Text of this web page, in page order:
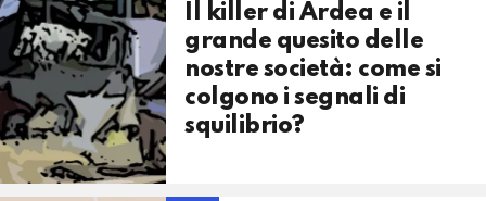
Il killer di Ardea e il
grande quesito delle
nostre società: come si
colgono i segnali di
squilibrio?